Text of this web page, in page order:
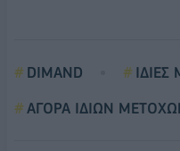
DIMAND
ΑΓΟΡΑ ΙΔΙΩΝ